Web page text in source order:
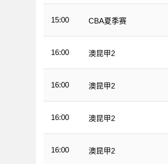
15:00 CBA夏季赛
16:00 澳昆甲2
16:00 澳昆甲2
16:00 澳昆甲2
16:00 澳昆甲2